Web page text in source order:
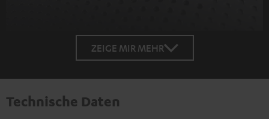
ZEIGE MIR MEHR
Technische Daten